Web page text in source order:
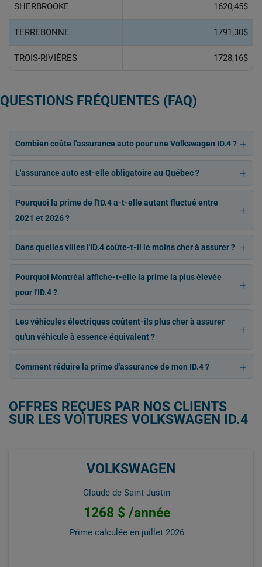
SHERBROOKE 1620,45$
TERREBONNE 1791,30$
TROIS-RIVIÈRES 1728,16$
QUESTIONS FRÉQUENTES (FAQ)
Combien coûte l'assurance auto pour une Volkswagen ID.4 ?
L'assurance auto est-elle obligatoire au Québec ?
Pourquoi la prime de l'ID.4 a-t-elle autant fluctué entre
2021 et 2026 ?
Dans quelles villes l'ID.4 coûte-t-il le moins cher à assurer ?
Pourquoi Montréal affiche-t-elle la prime la plus élevée
pour l'ID.4 ?
Les véhicules électriques coûtent-ils plus cher à assurer
qu'un véhicule à essence équivalent ?
Comment réduire la prime d'assurance de mon ID.4 ?
OFFRES REÇUES PAR NOS CLIENTS
SUR LES VOITURES VOLKSWAGEN ID.4
VOLKSWAGEN
Claude de Saint-Justin
1268 $ /année
Prime calculée en juillet 2026